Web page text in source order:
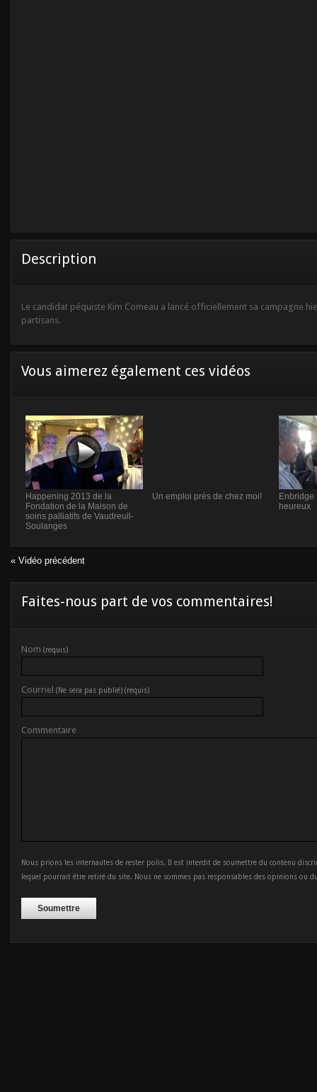
Description
Le candidat péquiste Kim Comeau a lancé officiellement sa campagne
partisans.
Vous aimerez également ces vidéos
Happening 2013 de la
Fondation de la Maison de
soins palliatifs de Vaudreuil-
Soulanges
Un emploi près de chez moi!
Enbridge
heureux
« Vidéo précédent
Faites-nous part de vos commentaires!
Nom (requis)
Courriel (Ne sera pas publié) (requis)
Commentaire
Nous prions les internautes de rester polis. Il est interdit de soumettre du contenu
lequel pourrait être retiré du site. Nous ne sommes pas responsables des opinions ou